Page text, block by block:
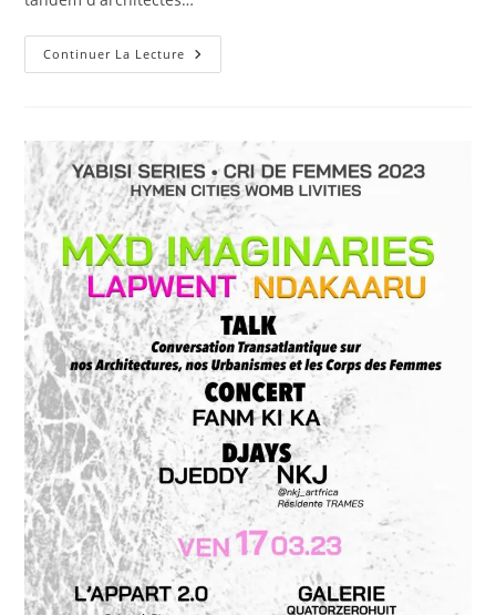
Continuer La Lecture Café
Archi
Diabaté
Architectes »
Dans
Le
Cadre
De
La
Pool
Art
Fair
2023,
Vendredi
23
Juin
À
18h